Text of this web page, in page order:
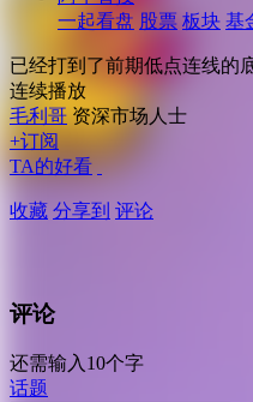
一起看盘 股票 板块 基
已经打到了前期低点连线的
连续播放
毛利哥 资深市场人士
+订阅
TA的好看
收藏 分享到 评论
评论
还需输入10个字
话题